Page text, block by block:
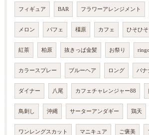
フィギュア BAR フラワーアレンジメント
メロン パフェ 橿原 カフェ ひそひそ
紅茶 柏原 抜きっぱ金髪 お祭り
カラースプレー ブルーヘア ロング バナ
ダイナー 八尾 カフェチャレンジャー88
鳥刺し 沖縄 サーターアンダギー 鶏天
ワンレングスカット マニキュア ご褒美